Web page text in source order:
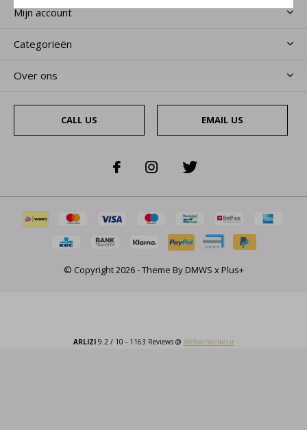
Mijn account
Categorieën
Over ons
CALL US EMAIL US
© Copyright2026- Theme ByDMWS x Plus+
ARLIZI9.2 / 10 - 1163 Reviews @ Webwinkelkeur